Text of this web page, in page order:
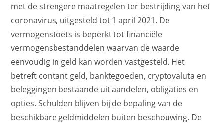
met de strengere maatregelen ter bestrijding van het
coronavirus, uitgesteld tot 1 april 2021. De
vermogenstoets is beperkt tot financiële
vermogensbestanddelen waarvan de waarde
eenvoudig in geld kan worden vastgesteld. Het
betreft contant geld, banktegoeden, cryptovaluta en
beleggingen bestaande uit aandelen, obligaties en
opties. Schulden blijven bij de bepaling van de
beschikbare geldmiddelen buiten beschouwing. De